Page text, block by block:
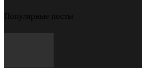
Популярные посты